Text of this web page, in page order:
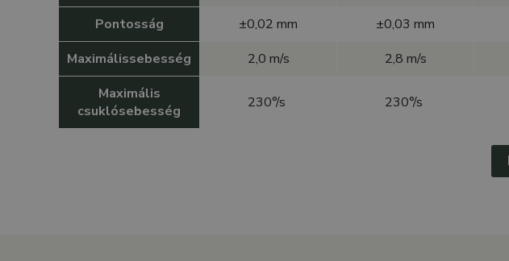
Pontosság ±0,02 mm ±0,03 mm
Maximálissebesség
2,0 m/s 2,8 m/s
Maximális
csuklósebesség
230°/s 230°/s